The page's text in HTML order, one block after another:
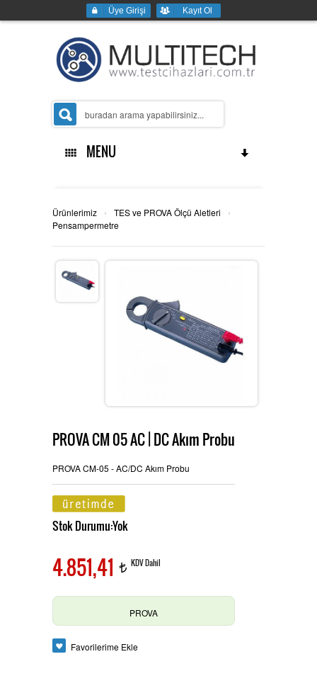
Üye Girişi Kayıt Ol
MENU
Ana Sayfa
Kurumsal
MULTİTECH
TES ve PROVA Ölçü Aletleri
Pensampermetre
Multimetre
OAG Ölçü Aletleri
Hizmetlerimiz
İletişim
Ürünlerimiz › TES ve PROVA Ölçü Aletleri
›
Pensampermetre
PROVA CM 05 AC | DC Akım Probu
PROVA CM-05 - AC/DC Akım Probu
Stok Durumu:Yok
4.851,41 t KDV Dahil
PROVA
Favorilerime Ekle